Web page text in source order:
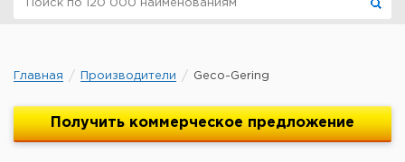
Главная Производители Geco-Gering
Получить коммерческое предложение